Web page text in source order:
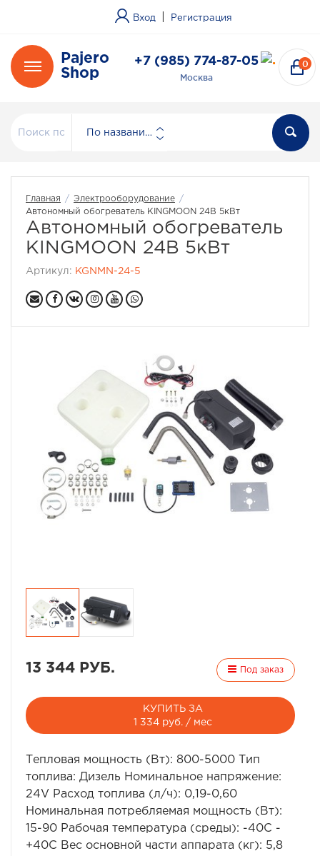
Вход Регистрация
Pajero
Shop
+7 (985) 774-87-05
Москва
0
По названию
Главная / Электрооборудование
/
Автономный обогреватель KINGMOON 24В 5кВт
Автономный обогреватель
KINGMOON 24В 5кВт
Артикул: KGNMN-24-5
13 344 РУБ. Под заказ
КУПИТЬ ЗА
1 334 руб. / мес
Тепловая мощность (Вт): 800-5000 Тип
топлива: Дизель Номинальное напряжение:
24V Расход топлива (л/ч): 0,19-0,60
Номинальная потребляемая мощность (Вт):
15-90 Рабочая температура (среды): -40С -
+40С Вес основной части аппарата (кг): 5,8